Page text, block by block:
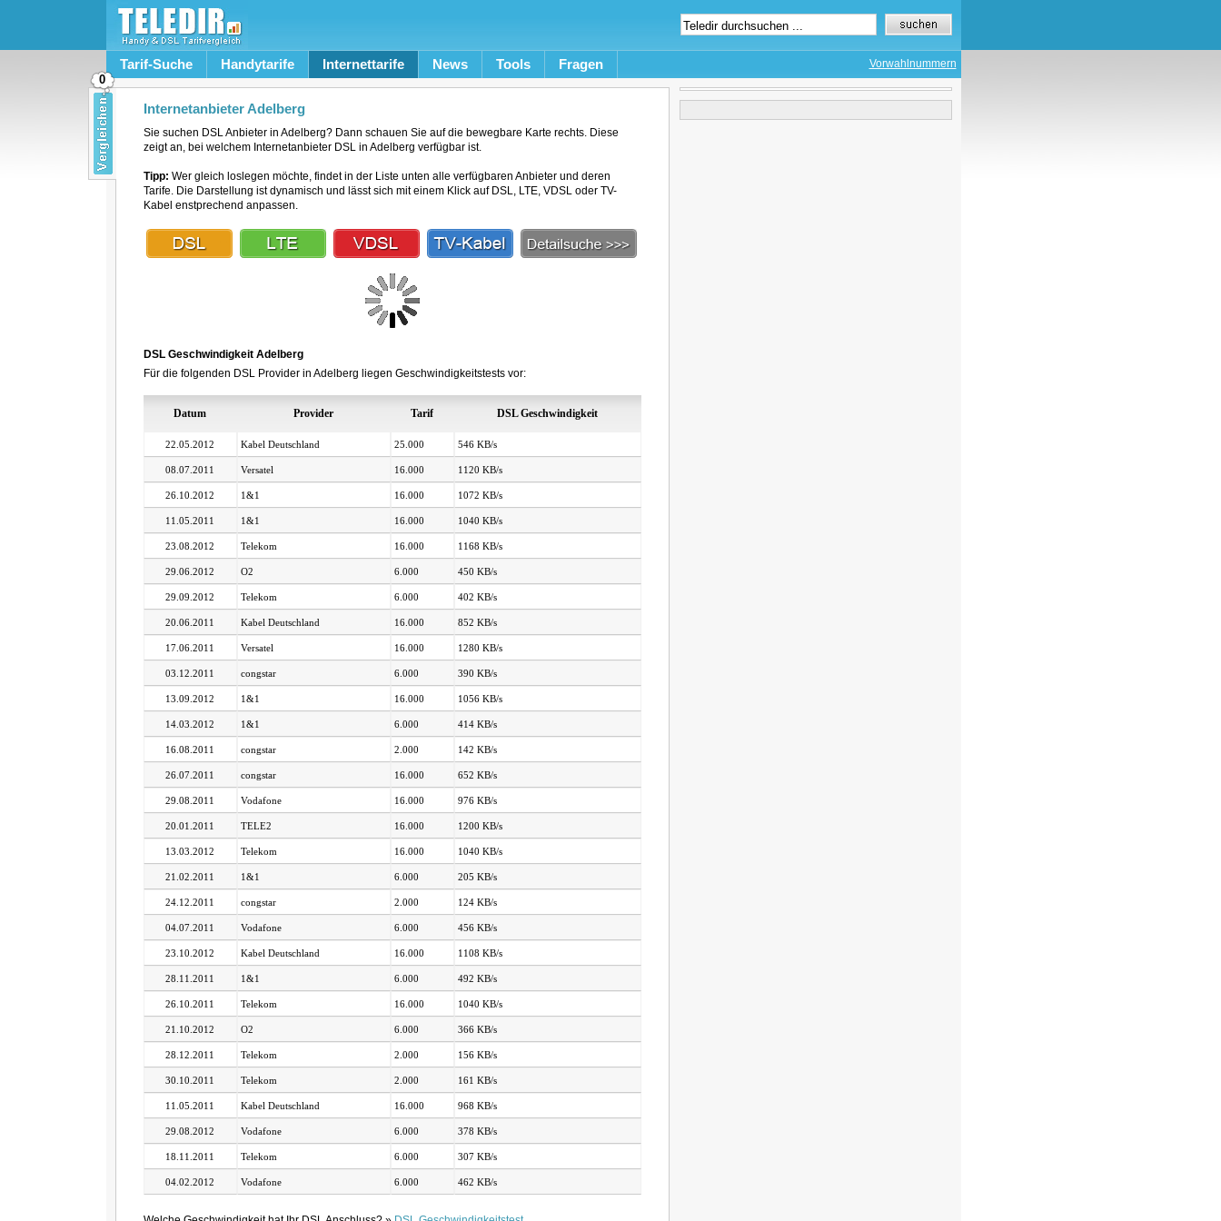
Tarif-Suche Handytarife Internettarife News Tools Fragen Vorwahlnummern
Internetanbieter Adelberg
Sie suchen DSL Anbieter in Adelberg? Dann schauen Sie auf die bewegbare Karte rechts. Diese
zeigt an, bei welchem Internetanbieter DSL in Adelberg verfügbar ist.
Tipp: Wer gleich loslegen möchte, findet in der Liste unten alle verfügbaren Anbieter und deren
Tarife. Die Darstellung ist dynamisch und lässt sich mit einem Klick auf DSL, LTE, VDSL oder TV-
Kabel enstprechend anpassen.
DSL Geschwindigkeit Adelberg
Für die folgenden DSL Provider in Adelberg liegen Geschwindigkeitstests vor:
Datum Provider Tarif DSL Geschwindigkeit
22.05.2012 Kabel Deutschland 25.000 546 KB/s
08.07.2011 Versatel 16.000 1120 KB/s
26.10.2012 1&1 16.000 1072 KB/s
11.05.2011 1&1 16.000 1040 KB/s
23.08.2012 Telekom 16.000 1168 KB/s
29.06.2012 O2 6.000 450 KB/s
29.09.2012 Telekom 6.000 402 KB/s
20.06.2011 Kabel Deutschland 16.000 852 KB/s
17.06.2011 Versatel 16.000 1280 KB/s
03.12.2011 congstar 6.000 390 KB/s
13.09.2012 1&1 16.000 1056 KB/s
14.03.2012 1&1 6.000 414 KB/s
16.08.2011 congstar 2.000 142 KB/s
26.07.2011 congstar 16.000 652 KB/s
29.08.2011 Vodafone 16.000 976 KB/s
20.01.2011 TELE2 16.000 1200 KB/s
13.03.2012 Telekom 16.000 1040 KB/s
21.02.2011 1&1 6.000 205 KB/s
24.12.2011 congstar 2.000 124 KB/s
04.07.2011 Vodafone 6.000 456 KB/s
23.10.2012 Kabel Deutschland 16.000 1108 KB/s
28.11.2011 1&1 6.000 492 KB/s
26.10.2011 Telekom 16.000 1040 KB/s
21.10.2012 O2 6.000 366 KB/s
28.12.2011 Telekom 2.000 156 KB/s
30.10.2011 Telekom 2.000 161 KB/s
11.05.2011 Kabel Deutschland 16.000 968 KB/s
29.08.2012 Vodafone 6.000 378 KB/s
18.11.2011 Telekom 6.000 307 KB/s
04.02.2012 Vodafone 6.000 462 KB/s
0